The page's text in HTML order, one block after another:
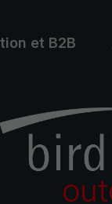
et B2B